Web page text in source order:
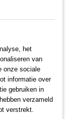
dankzij de
technologieën
maar
thermovak voor
voor
een laptop of
voor extra
FIP Next Pro
het
van
onze sociale
informatie over
gebruiken in
verzameld
verstrekt.